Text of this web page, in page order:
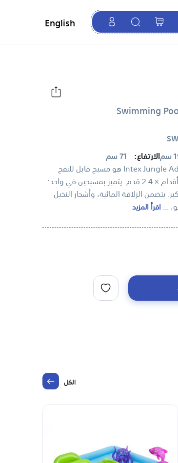
English
الارتفاع: 71 سم
مركز ألعاب Intex Jungle Adventure هو مسبح قابل للنفخ
بأبعاد 8 أقدام × 6.6 أقدام × 2.4 قدم. يتميز بمسبحين في واحد:
يتضمن الزلاقة المائية، وأشجار النخيل
...اقرأ المزيد
الكل